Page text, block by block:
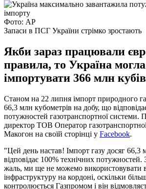
Фото: AP
Запаси в ПСГ України стрімко зростають
Якби зараз працювали
правила, то Україна
імпортувати 366 млн
Станом на 22 липня імпорт природного
66,3 млн кубометрів на добу, що
потужностей газотранспортної системи.
директор ТОВ Оператор
Макогон на своїй сторінці у Facebook.
"Цей день настав! Імпорт газу досяг 66,3
відповідає 100% технічних потужностей.
жаль, ми ще не можемо використовувати
інфраструктуру на кордоні, оскільки
контролюється Газпромом і він